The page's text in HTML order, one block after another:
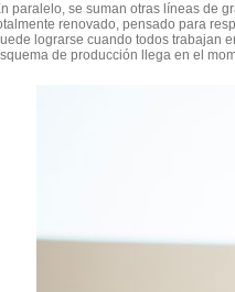
paralelo, se suman otras líneas de
renovado, pensado para
lograrse cuando todos trabajan
de producción llega en el